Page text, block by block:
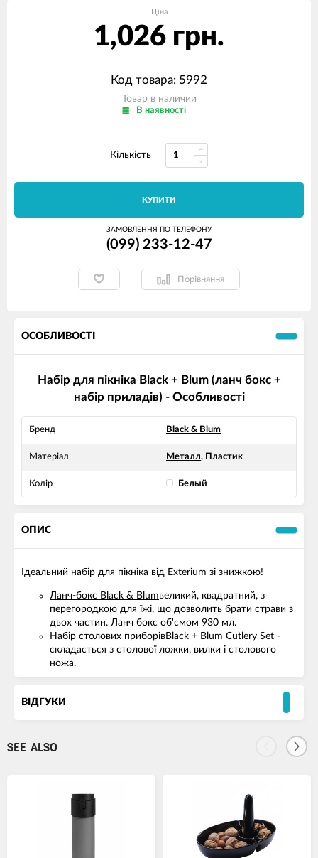
Ціна
1,026 грн.
Код товара: 5992
Товар в наличии
В наявності
Кількість
КУПИТИ
ЗАМОВЛЕННЯ ПО ТЕЛЕФОНУ
(099) 233-12-47
Порівняння
ОСОБЛИВОСТІ
Набір для пікніка Black + Blum (ланч бокс +
набір приладів) - Особливості
Бренд Black & Blum
Матеріал Металл, Пластик
Колір Белый
ОПИС
Ідеальний набір для пікніка від Exterium зі знижкою!
Ланч-бокс Black & Blumвеликий, квадратний, з
перегородкою для їжі, що дозволить брати страви з
двох частин. Ланч бокс об'ємом 930 мл.
Набір столових приборівBlack + Blum Cutlery Set -
складається з столової ложки, вилки і столового
ножа.
ВІДГУКИ
SEE ALSO